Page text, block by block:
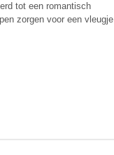
tot een romantisch
zorgen voor een vleugje